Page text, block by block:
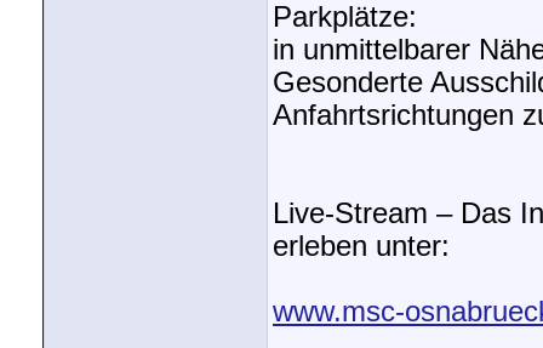
Parkplätze:
in unmittelbarer
Gesonderte
Anfahrtsrichtungen
Live-Stream – Das
erleben unter:
www.msc-